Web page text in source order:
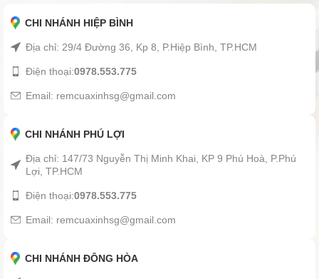
CHI NHÁNH HIỆP BÌNH
Địa chỉ: 29/4 Đường 36, Kp 8, P.Hiệp Bình, TP.HCM
Điện thoại:0978.553.775
Email: remcuaxinhsg@gmail.com
CHI NHÁNH PHÚ LỢI
Địa chỉ: 147/73 Nguyễn Thị Minh Khai, KP 9 Phú Hoà, P.Phú
Lợi, TP.HCM
Điện thoại:0978.553.775
Email: remcuaxinhsg@gmail.com
CHI NHÁNH ĐÔNG HÒA